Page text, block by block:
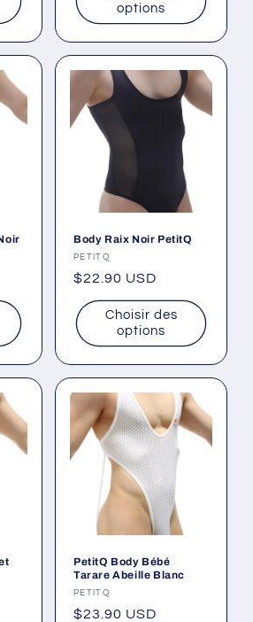
options
Body Raix Noir PetitQ
Fournisseur :
PETITQ
Prix
habituel
$22.90 USD
Choisir des
options
PetitQ Body Bébé
Tarare Abeille Blanc
Fournisseur :
PETITQ
Prix
$23.90 USD